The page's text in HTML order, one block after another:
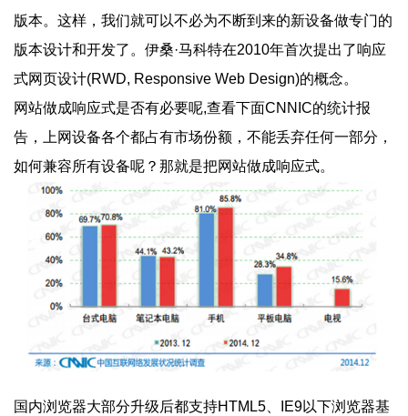
版本。这样，我们就可以不必为不断到来的新设备做专门的
版本设计和开发了。伊桑·马科特在2010年首次提出了响应
式网页设计(RWD, Responsive Web Design)的概念。
网站做成响应式是否有必要呢,查看下面CNNIC的统计报
告，上网设备各个都占有市场份额，不能丢弃任何一部分，
如何兼容所有设备呢？那就是把网站做成响应式。
国内浏览器大部分升级后都支持HTML5、IE9以下浏览器基